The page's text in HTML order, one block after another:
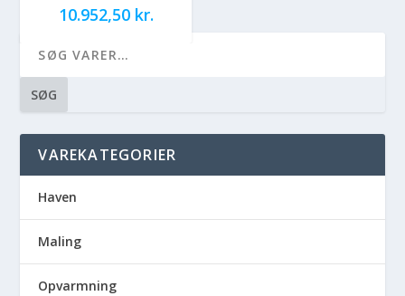
10.952,50 kr.
SØG
VAREKATEGORIER
Haven
Maling
Opvarmning